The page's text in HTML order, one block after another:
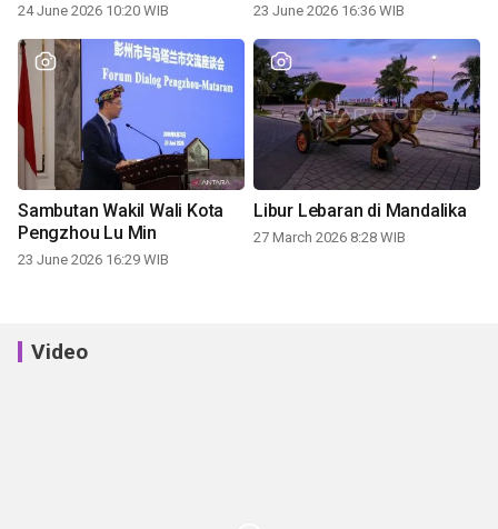
24 June 2026 10:20 WIB 23 June 2026 16:36 WIB
Sambutan Wakil Wali Kota
Pengzhou Lu Min
23 June 2026 16:29 WIB
Libur Lebaran di Mandalika
27 March 2026 8:28 WIB
Video